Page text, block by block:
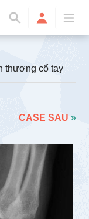
thương cổ tay
CASE SAU »